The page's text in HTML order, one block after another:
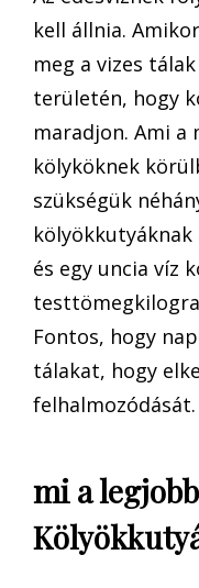
kell állnia.
meg a vizes
területén, hogy
maradjon. Ami
kölyköknek
szükségük
és egy uncia víz
Fontos, hogy
tálakat, hogy
felhalmozódását.
mi a